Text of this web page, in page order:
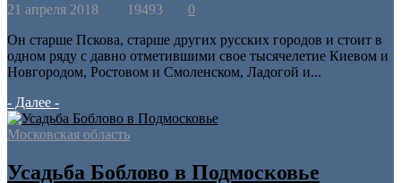
21 апреля 2018 19493 0
Он старше Пскова, старше других русских городов и стоит в
одном ряду с давно отметившими свое тысячелетие Киевом и
Новгородом, Ростовом и Смоленском, Ладогой и...
- Далее -
Московская область
Усадьба Боблово в Подмосковье